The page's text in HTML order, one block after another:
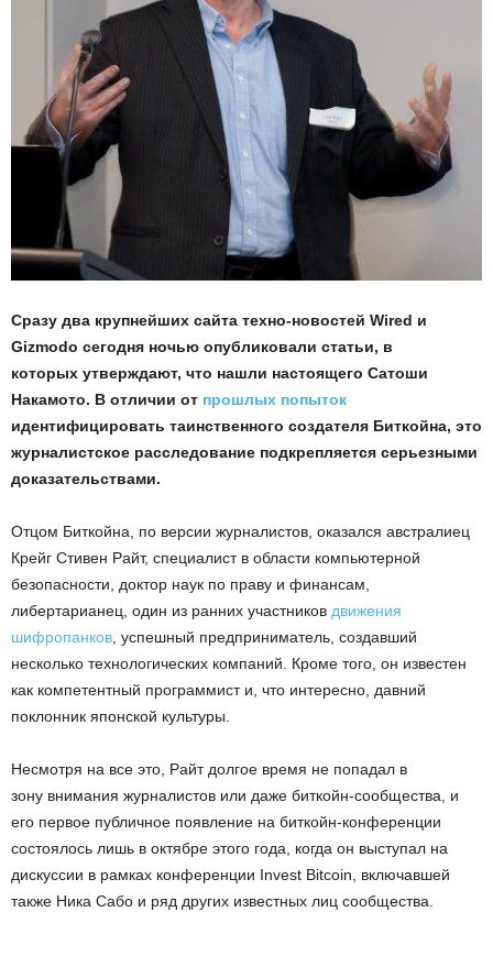
Сразу два крупнейших сайта техно-новостей Wired и
Gizmodo сегодня ночью опубликовали статьи, в
которых утверждают, что нашли настоящего Сатоши
Накамото. В отличии от прошлых попыток
идентифицировать таинственного создателя Биткойна, это
журналистское расследование подкрепляется серьезными
доказательствами.
Отцом Биткойна, по версии журналистов, оказался австралиец
Крейг Стивен Райт, специалист в области компьютерной
безопасности, доктор наук по праву и финансам,
либертарианец, один из ранних участников движения
шифропанков , успешный предприниматель, создавший
несколько технологических компаний. Кроме того, он известен
как компетентный программист и, что интересно, давний
поклонник японской культуры.
Несмотря на все это, Райт долгое время не попадал в
зону внимания журналистов или даже биткойн-сообщества, и
его первое публичное появление на биткойн-конференции
состоялось лишь в октябре этого года, когда он выступал на
дискуссии в рамках конференции Invest Bitcoin, включавшей
также Ника Сабо и ряд других известных лиц сообщества.